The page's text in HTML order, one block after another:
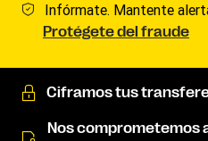
Infórmate. Mantente
Protégete del fraude
Ciframos tus
Nos comprometemos